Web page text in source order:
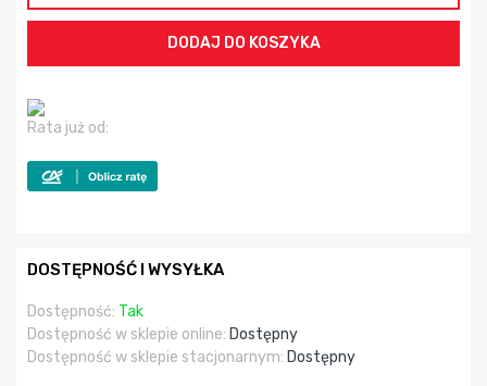
Rata już od:
DOSTĘPNOŚĆ I WYSYŁKA
Dostępność: Tak
Dostępność w sklepie online: Dostępny
Dostępność w sklepie stacjonarnym: Dostępny